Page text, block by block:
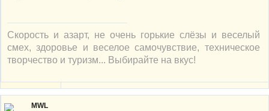
Скорость и азарт, не очень горькие слёзы и веселый
смех, здоровье и веселое самочувствие, техническое
творчество и туризм... Выбирайте на вкус!
MWL